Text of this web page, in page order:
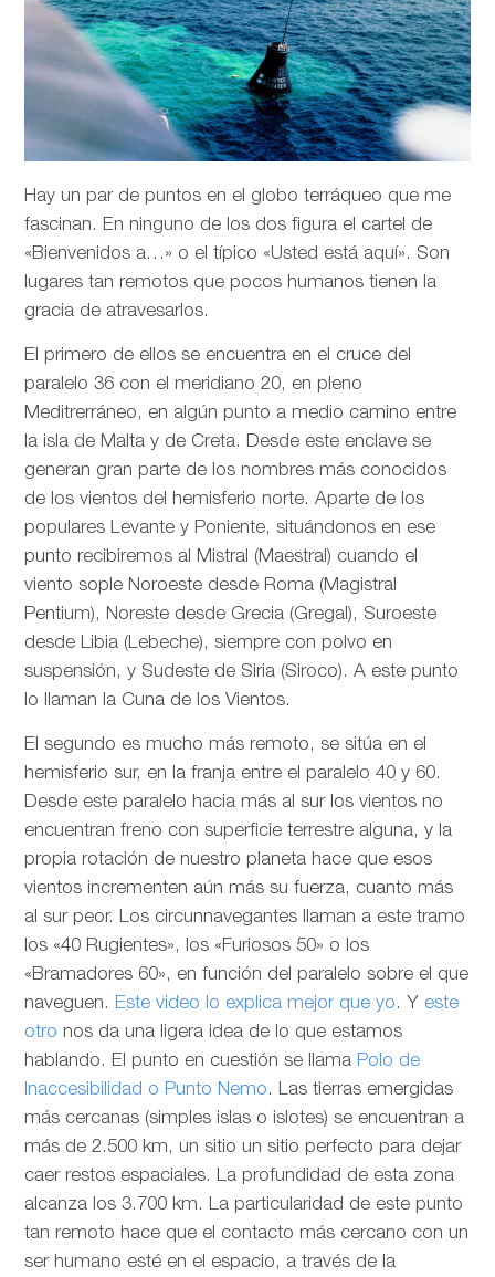
Hay un par de puntos en el globo terráqueo que me
fascinan. En ninguno de los dos figura el cartel de
«Bienvenidos a…» o el típico «Usted está aquí». Son
lugares tan remotos que pocos humanos tienen la
gracia de atravesarlos.
El primero de ellos se encuentra en el cruce del
paralelo 36 con el meridiano 20, en pleno
Meditrerráneo, en algún punto a medio camino entre
la isla de Malta y de Creta. Desde este enclave se
generan gran parte de los nombres más conocidos
de los vientos del hemisferio norte. Aparte de los
populares Levante y Poniente, situándonos en ese
punto recibiremos al Mistral (Maestral) cuando el
viento sople Noroeste desde Roma (Magistral
Pentium), Noreste desde Grecia (Gregal), Suroeste
desde Libia (Lebeche), siempre con polvo en
suspensión, y Sudeste de Siria (Siroco). A este punto
lo llaman la Cuna de los Vientos.
El segundo es mucho más remoto, se sitúa en el
hemisferio sur, en la franja entre el paralelo 40 y 60.
Desde este paralelo hacia más al sur los vientos no
encuentran freno con superficie terrestre alguna, y la
propia rotación de nuestro planeta hace que esos
vientos incrementen aún más su fuerza, cuanto más
al sur peor. Los circunnavegantes llaman a este tramo
los «40 Rugientes», los «Furiosos 50» o los
«Bramadores 60», en función del paralelo sobre el que
naveguen. Este video lo explica mejor que yo. Y este
otro nos da una ligera idea de lo que estamos
hablando. El punto en cuestión se llama Polo de
Inaccesibilidad o Punto Nemo. Las tierras emergidas
más cercanas (simples islas o islotes) se encuentran a
más de 2.500 km, un sitio un sitio perfecto para dejar
caer restos espaciales. La profundidad de esta zona
alcanza los 3.700 km. La particularidad de este punto
tan remoto hace que el contacto más cercano con un
ser humano esté en el espacio, a través de la